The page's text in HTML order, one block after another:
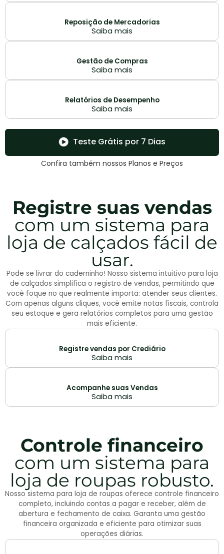
Reposição de Mercadorias
Saiba mais
Gestão de Compras
Saiba mais
Relatórios de Desempenho
Saiba mais
Teste Grátis por 7 Dias
Confira também nossos Planos e Preços
Registre suas vendas
com um sistema para
loja de calçados fácil de
usar.
Pode se livrar do caderninho! Nosso sistema intuitivo para loja
de calçados simplifica o registro de vendas, permitindo que
você foque no que realmente importa: atender seus clientes.
Com apenas alguns cliques, você emite notas fiscais, controla
seu estoque e gera relatórios completos para uma gestão
mais eficiente.
Registre vendas por Crediário
Saiba mais
Acompanhe suas Vendas
Saiba mais
Controle financeiro
com um sistema para
loja de roupas robusto.
Nosso sistema para loja de roupas oferece controle financeiro
completo, incluindo contas a pagar e receber, além de
abertura e fechamento de caixa. Garanta uma gestão
financeira organizada e eficiente para otimizar suas
operações diárias.